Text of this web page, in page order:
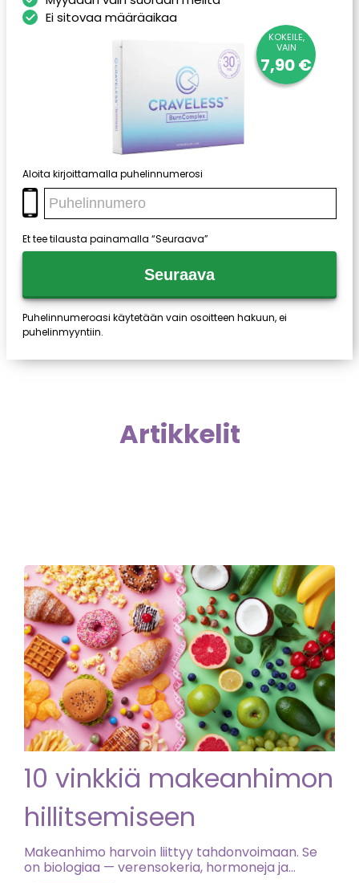
Ei sitovaa määräaikaa
KOKEILE,
VAIN
7,90 €
Aloita kirjoittamalla puhelinnumerosi
Et tee tilausta painamalla “Seuraava”
Seuraava
Puhelinnumeroasi käytetään vain osoitteen hakuun, ei
puhelinmyyntiin.
Artikkelit
10 vinkkiä makeanhimon
hillitsemiseen
Makeanhimo harvoin liittyy tahdonvoimaan. Se
on biologiaa — verensokeria, hormoneja ja